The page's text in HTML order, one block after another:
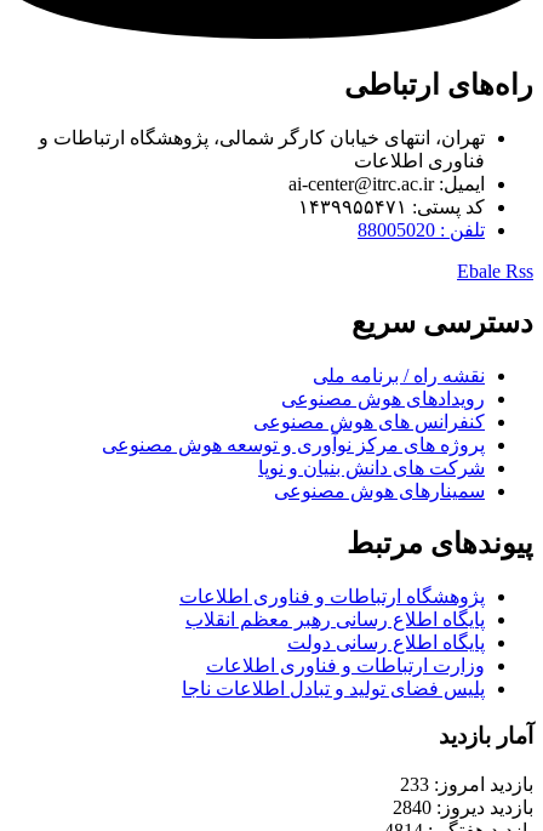
راه‌های ارتباطی
تهران، انتهای خیابان کارگر شمالی، پژوهشگاه ارتباطات و
فناوری اطلاعات
ایمیل: ai-center@itrc.ac.ir
کد پستی: ۱۴۳۹۹۵۵۴۷۱
تلفن : 88005020
Ebale Rss
دسترسی سریع
نقشه راه / برنامه ملی
رویدادهای هوش مصنوعی
کنفرانس های هوش مصنوعی
پروژه های مرکز نوآوری و توسعه هوش مصنوعی
شرکت های دانش بنیان و نوپا
سمینارهای هوش مصنوعی
پیوندهای مرتبط
پژوهشگاه ارتباطات و فناوری اطلاعات
پایگاه اطلاع رسانی رهبر معظم انقلاب
پایگاه اطلاع رسانی دولت
وزارت ارتباطات و فناوری اطلاعات
پلیس فضای تولید و تبادل اطلاعات ناجا
آمار بازدید
بازدید امروز: 233
بازدید دیروز: 2840